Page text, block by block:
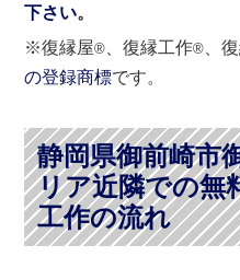
下さい。
※復縁屋® 、復縁工作® 、
の登録商標です。
静岡県御前崎市
リア近隣での無
工作の流れ